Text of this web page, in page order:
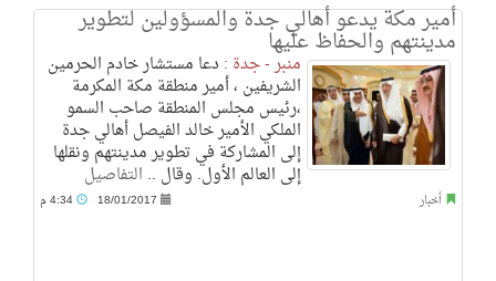
أمير مكة يدعو أهالي جدة والمسؤولين لتطوير
مدينتهم والحفاظ عليها
منبر - جدة : دعا مستشار خادم الحرمين
الشريفين ، أمير منطقة مكة المكرمة
،رئيس مجلس المنطقة صاحب السمو
الملكي الأمير خالد الفيصل أهالي جدة
إلى المشاركة في تطوير مدينتهم ونقلها
إلى العالم الأول. وقال .. التفاصيل
أخبار 18/01/2017